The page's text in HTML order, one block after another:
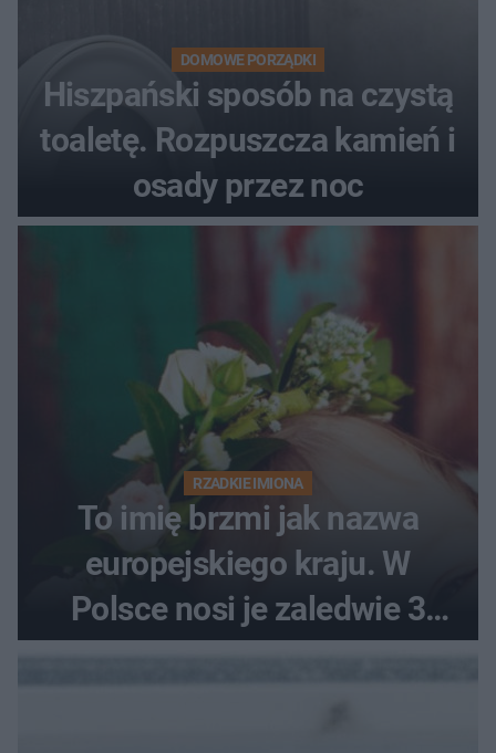
DOMOWE PORZĄDKI
Hiszpański sposób na czystą
toaletę. Rozpuszcza kamień i
osady przez noc
RZADKIE IMIONA
To imię brzmi jak nazwa
europejskiego kraju. W
Polsce nosi je zaledwie 3